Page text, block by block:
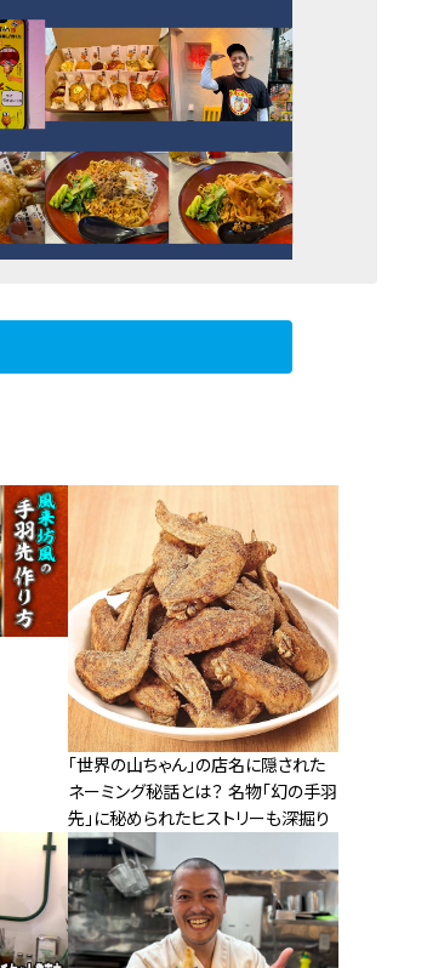
「世界の山ちゃん」の店名に隠された
ネーミング秘話とは？ 名物「幻の手羽
先」に秘められたヒストリーも深掘り